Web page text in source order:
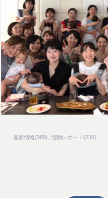
最新情報(369) 活動レポート(239)